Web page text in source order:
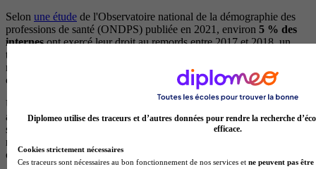
Selon une étude de l'Observatoire national de la démographie des
professions de santé (ONDPS) publiée en 2021, environ 5 % des
internesont exercé leur droit au remords entre 2017 et 2018, un
taux qui grimpe à
moitié des internes sortants se réorientent vers une spécialité non
chirurgicale (médecine d'urgence, anesthésie-réanimation, gériatrie).
Une alternative existe aussi pour ceux qui ne veulent pas tout
abandonner mais préfèrent un autre rythme : viser un DES de
spécialité médicale
moins éprouvant physiquement,
reconvertir vers
ou la médecine du travail.
Diplomeo utilise des traceurs et d’autres données pour rendre la recherche
efficace.
Cookies strictement nécessaires
Ces traceurs sont nécessaires au bon fonctionnement de nos services et ne peuvent pas être